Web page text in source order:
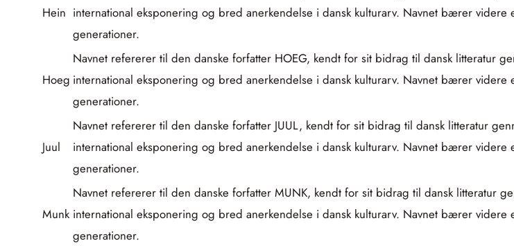
Hein international eksponering og bred anerkendelse i dansk kulturarv. Navnet bærer
generationer.
Hoeg
Navnet refererer til den danske forfatter HOEG, kendt for sit bidrag til dansk litteratur
international eksponering og bred anerkendelse i dansk kulturarv. Navnet bærer
generationer.
Juul
Navnet refererer til den danske forfatter JUUL, kendt for sit bidrag til dansk litteratur
international eksponering og bred anerkendelse i dansk kulturarv. Navnet bærer
generationer.
Munk
Navnet refererer til den danske forfatter MUNK, kendt for sit bidrag til dansk litteratur
international eksponering og bred anerkendelse i dansk kulturarv. Navnet bærer
generationer.